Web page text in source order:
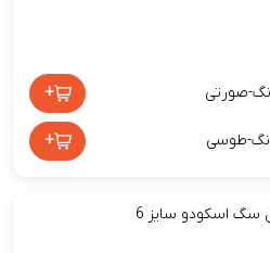
صورتی +
طوسی +
اسکودو سایز 6